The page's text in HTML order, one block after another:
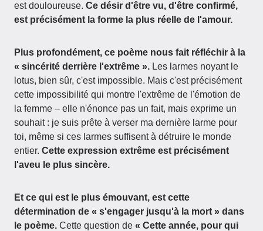
est douloureuse. Ce désir d'être vu, d'être confirmé,
est précisément la forme la plus réelle de l'amour.
Plus profondément, ce poème nous fait réfléchir à la
« sincérité derrière l'extrême ». Les larmes noyant le
lotus, bien sûr, c'est impossible. Mais c'est précisément
cette impossibilité qui montre l'extrême de l'émotion de
la femme – elle n'énonce pas un fait, mais exprime un
souhait : je suis prête à verser ma dernière larme pour
toi, même si ces larmes suffisent à détruire le monde
entier. Cette expression extrême est précisément
l'aveu le plus sincère.
Et ce qui est le plus émouvant, est cette
détermination de « s'engager jusqu'à la mort » dans
le poème. Cette question de « Cette année, pour qui